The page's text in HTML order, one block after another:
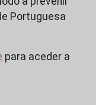
Portuguesa
para aceder a